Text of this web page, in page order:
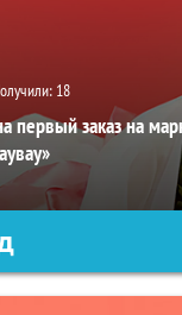
18
первый заказ на